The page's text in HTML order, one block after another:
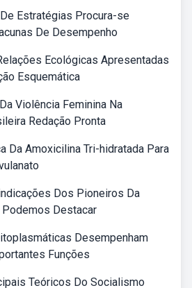
Estratégias Procura-se
De Desempenho
Ecológicas Apresentadas
Esquemática
Violência Feminina Na
Redação Pronta
Da Amoxicilina Tri-hidratada Para
Dos Pioneiros Da
Podemos Destacar
Desempenham
Funções
Teóricos Do Socialismo